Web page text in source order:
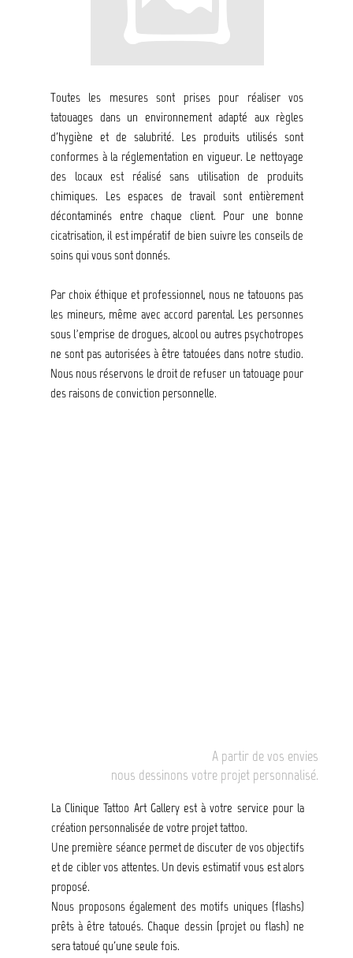
A partir de vos envies
nous dessinons votre projet personnalisé.
Toutes les mesures sont prises pour réaliser vos
tatouages dans un environnement adapté aux règles
d'hygiène et de salubrité. Les produits utilisés sont
conformes à la réglementation en vigueur. Le nettoyage
des locaux est réalisé sans utilisation de produits
chimiques. Les espaces de travail sont entièrement
décontaminés entre chaque client. Pour une bonne
cicatrisation, il est impératif de bien suivre les conseils de
soins qui vous sont donnés.
Par choix éthique et professionnel, nous ne tatouons pas
les mineurs, même avec accord parental. Les personnes
sous l’emprise de drogues, alcool ou autres psychotropes
ne sont pas autorisées à être tatouées dans notre studio.
Nous nous réservons le droit de refuser un tatouage pour
des raisons de conviction personnelle.
La Clinique Tattoo Art Gallery est à votre service pour la
création personnalisée de votre projet tattoo.
Une première séance permet de discuter de vos objectifs
et de cibler vos attentes. Un devis estimatif vous est alors
proposé.
Nous proposons également des motifs uniques (flashs)
prêts à être tatoués. Chaque dessin (projet ou flash) ne
sera tatoué qu'une seule fois.